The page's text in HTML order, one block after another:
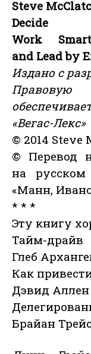
Steve
Decide
Work
and Lead by
Издано с
Правовую
«Вегас-Лекс»
© 2014 Steve
© Перевод
на
«Манн,
* * *
Эту книгу
Тайм-драйв
Глеб
Как
Дэвид Аллен
Брайан